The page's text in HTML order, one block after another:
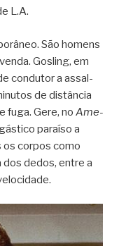
L.A.
São homens
Gos­ling, em
con­du­tor a assal­
de dis­tân­cia
fuga. Gere, no Ame­
paraíso a
os cor­pos como
dos dedos, entre a